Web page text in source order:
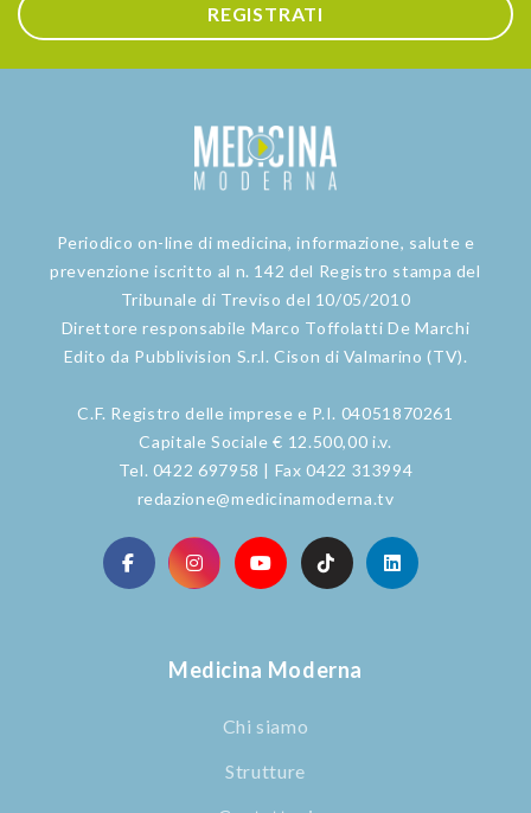
REGISTRATI
Periodico on-line di medicina, informazione, salute e
prevenzione iscritto al n. 142 del Registro stampa del
Tribunale di Treviso del 10/05/2010
Direttore responsabile Marco Toffolatti De Marchi
Edito da Pubblivision S.r.l. Cison di Valmarino (TV).
C.F. Registro delle imprese e P.I. 04051870261
Capitale Sociale € 12.500,00 i.v.
Tel. 0422 697958 | Fax 0422 313994
redazione@medicinamoderna.tv
Medicina Moderna
Chi siamo
Strutture